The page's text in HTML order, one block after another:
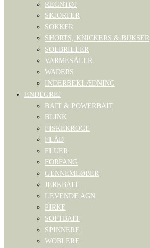
REGNTØJ
SKJORTER
SOKKER
SHORTS, KNICKERS & BUKSER
SOLBRILLER
VARMESÅLER
WADERS
INDERBEKLÆDNING
ENDEGREJ
BAIT & POWERBAIT
BLINK
FISKEKROGE
FLÅD
FLUER
FORFANG
GENNEMLØBER
JERKBAIT
LEVENDE AGN
PIRKE
SOFTBAIT
SPINNERE
WOBLERE